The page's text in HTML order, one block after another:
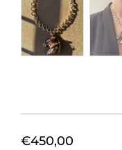
€450,00